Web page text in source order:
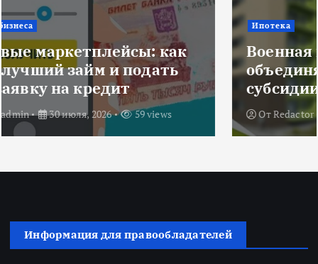
Ипотека
Военная ипотека для семьи:
объединяем все льготы и
субсидии
ОтRedactor 3 июля, 2026
Информация для правообладателей